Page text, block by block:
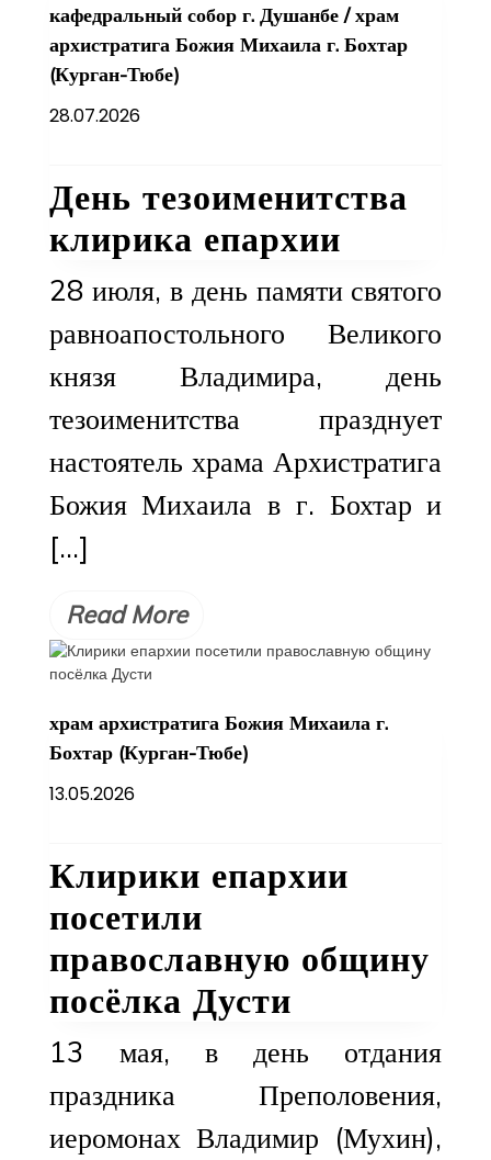
кафедральный собор г. Душанбе/храм
архистратига Божия Михаила г. Бохтар
(Курган-Тюбе)
28.07.2026
День тезоименитства
клирика епархии
28 июля, в день памяти святого
равноапостольного Великого
князя Владимира, день
тезоименитства празднует
настоятель храма Архистратига
Божия Михаила в г. Бохтар и
[…]
Read More
храм архистратига Божия Михаила г.
Бохтар (Курган-Тюбе)
13.05.2026
Клирики епархии
посетили
православную общину
посёлка Дусти
13 мая, в день отдания
праздника Преполовения,
иеромонах Владимир (Мухин),